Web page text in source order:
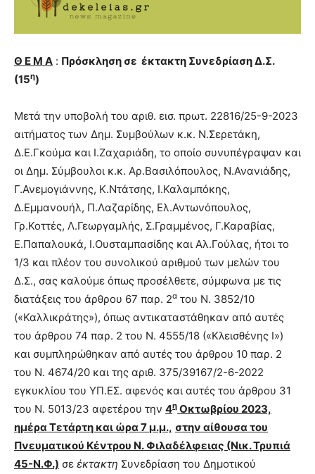
Θ Ε Μ Α : Πρόσκληση σε έκτακτη Συνεδρίαση Δ.Σ.
(15η)
Μετά την υποβολή του αριθ. εισ. πρωτ. 22816/25-9-2023
αιτήματος των Δημ. Συμβούλων κ.κ. Ν.Σερετάκη,
Δ.Ε.Γκούμα και Ι.Ζαχαριάδη, το οποίο συνυπέγραψαν και
οι Δημ. Σύμβουλοι κ.κ. Αρ.Βασιλόπουλος, Ν.Ανανιάδης,
Γ.Ανεμογιάννης, Κ.Ντάτσης, Ι.Καλαμπόκης,
Δ.Εμμανουήλ, Π.Λαζαρίδης, Ελ.Αντωνόπουλος,
Γρ.Κοττές, Λ.Γεωργαμλής, Σ.Γραμμένος, Γ.Καραβίας,
Ε.Παπαλουκά, Ι.Ουσταμπασίδης και Αλ.Γούλας, ήτοι το
1/3 και πλέον του συνολικού αριθμού των μελών του
Δ.Σ., σας καλούμε όπως προσέλθετε, σύμφωνα με τις
διατάξεις του άρθρου 67 παρ. 2α του Ν. 3852/10
(«Καλλικράτης»), όπως αντικαταστάθηκαν από αυτές
του άρθρου 74 παρ. 2 του Ν. 4555/18 («Κλεισθένης Ι»)
και συμπληρώθηκαν από αυτές του άρθρου 10 παρ. 2
του Ν. 4674/20 και της αριθ. 375/39167/2-6-2022
εγκυκλίου του ΥΠ.ΕΣ. αφενός και αυτές του άρθρου 31
του Ν. 5013/23 αφετέρου την 4η Οκτωβρίου 2023,
ημέρα Τετάρτη και ώρα 7μ.μ., στην αίθουσα του
Πνευματικού Κέντρου Ν. Φιλαδέλφειας (Νικ. Τρυπιά
45-Ν.Φ.) σε έκτακτη Συνεδρίαση του Δημοτικού